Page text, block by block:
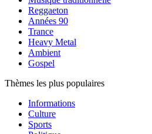
Reggaeton
Années 90
Trance
Heavy Metal
Ambient
Gospel
Thèmes les plus populaires
Informations
Culture
Sports